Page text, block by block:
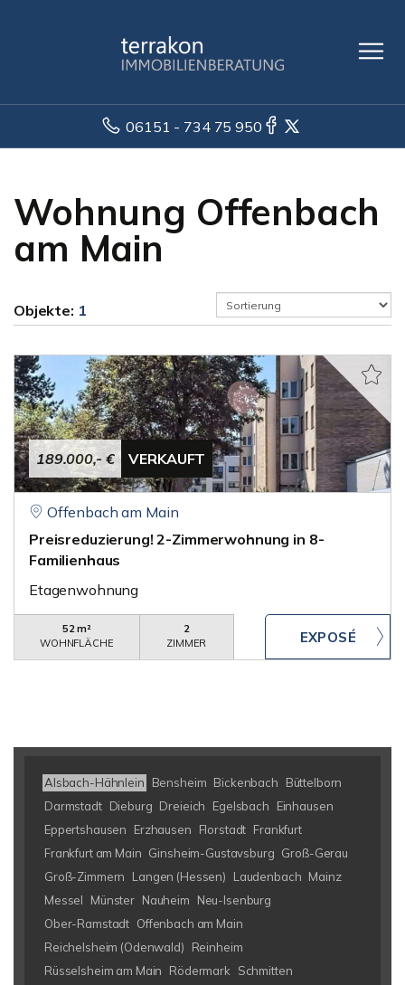
06151 - 734 75 950
Wohnung Offenbach
am Main
Objekte: 1
189.000,- € VERKAUFT
Offenbach am Main
Preisreduzierung! 2-Zimmerwohnung in 8-
Familienhaus
Etagenwohnung
52 m²
WOHNFLÄCHE
2
ZIMMER
Alsbach-Hähnlein Bensheim Bickenbach
Büttelborn
Darmstadt Dieburg Dreieich Egelsbach
Einhausen
Eppertshausen
Erzhausen Florstadt Frankfurt
Frankfurt am Main Ginsheim-Gustavsburg Groß-Gerau
Groß-Zimmern
Langen (Hessen) Laudenbach Mainz
Messel
Münster Nauheim
Neu-Isenburg
Ober-Ramstadt Offenbach am Main
Reichelsheim (Odenwald)
Reinheim
Rüsselsheim am Main
Rödermark
Schmitten